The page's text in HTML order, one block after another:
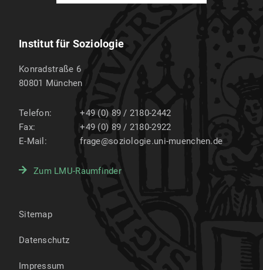
Institut für Soziologie
Konradstraße 6
80801 München
Telefon:
+49 (0) 89 / 2180-2442
Fax:
+49 (0) 89 / 2180-2922
E-Mail:
frage@soziologie.uni-muenchen.de
Zum LMU-Raumfinder
Sitemap
Datenschutz
Impressum